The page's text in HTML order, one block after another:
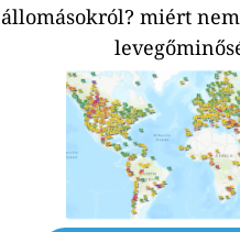
állomásokról? miért